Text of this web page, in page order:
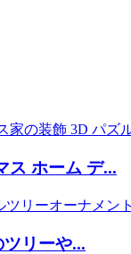
ス ホーム デ...
リーや...